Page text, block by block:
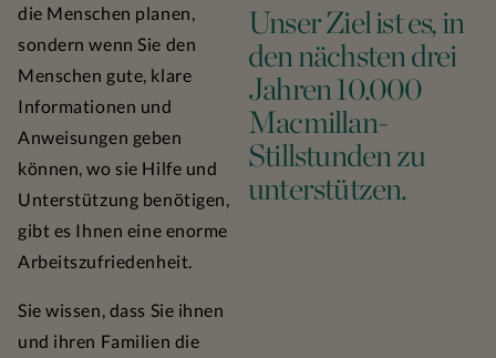
die Menschen planen,
sondern wenn Sie den
Menschen gute, klare
Informationen und
Anweisungen geben
können, wo sie Hilfe und
Unterstützung benötigen,
gibt es Ihnen eine enorme
Arbeitszufriedenheit.
Sie wissen, dass Sie ihnen
und ihren Familien die
Unser Ziel ist es, in
den nächsten drei
Jahren 10.000
Macmillan-
Stillstunden zu
unterstützen.